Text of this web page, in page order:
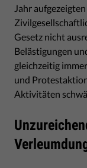
Jahr
Gesetz nicht
Belästigungen
gleichzeitig
und
Aktivitäten